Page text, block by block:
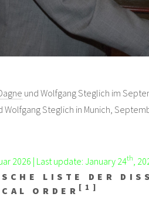
und Wolfgang Steglich im
Wolfgang Steglich in Munich,
2026 | Last update: January 24th ,
LISTE DER
ORDER [1]